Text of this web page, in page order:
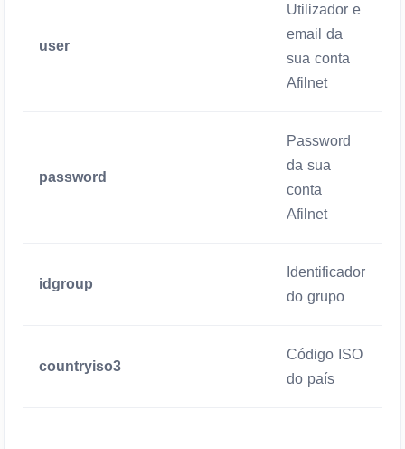
user
Utilizador e
email da
sua conta
Afilnet
password
Password
da sua
conta
Afilnet
idgroup
Identificador
do grupo
countryiso3
Código ISO
do país